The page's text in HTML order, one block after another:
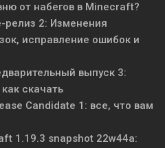
от набегов в Minecraft?
2: Изменения
исправление ошибок и
выпуск 3:
скачать
Candidate 1: все, что вам
1.19.3 snapshot 22w44a: